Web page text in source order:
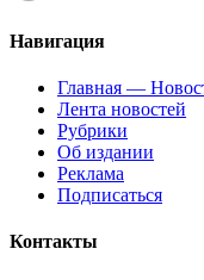
Навигация
Главная —
Лента новостей
Рубрики
Об издании
Реклама
Подписаться
Контакты